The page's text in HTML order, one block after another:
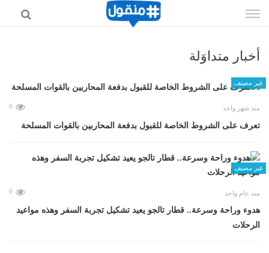
الى
أخبار متداوَلة
غير مصنف
منذ شهر واحد 0
تعرف على الشروط الخاصة للقبول بدفعة المحاربين بالقوات المسلحة
غير مصنف
منذ عام واحد 0
هدوء وراحة وسرعة.. قطار تالجو يعيد تشكيل تجربة السفر وهذه مواعيد
الرحلات